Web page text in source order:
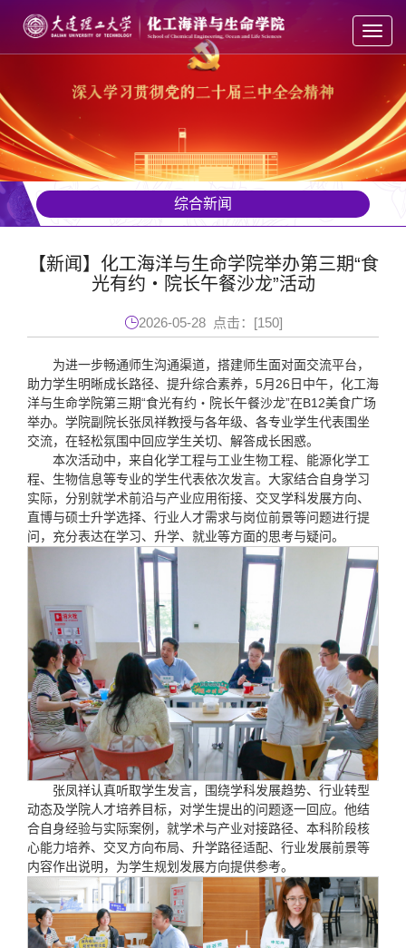
综合新闻
【新闻】化工海洋与生命学院举办第三期“食
光有约・院长午餐沙龙”活动
2026-05-28 点击：[150]
为进一步畅通师生沟通渠道，搭建师生面对面交流平台，
助力学生明晰成长路径、提升综合素养，5月26日中午，化工海
洋与生命学院第三期“食光有约・院长午餐沙龙”在B12美食广场
举办。学院副院长张凤祥教授与各年级、各专业学生代表围坐
交流，在轻松氛围中回应学生关切、解答成长困惑。
本次活动中，来自化学工程与工业生物工程、能源化学工
程、生物信息等专业的学生代表依次发言。大家结合自身学习
实际，分别就学术前沿与产业应用衔接、交叉学科发展方向、
直博与硕士升学选择、行业人才需求与岗位前景等问题进行提
问，充分表达在学习、升学、就业等方面的思考与疑问。
张凤祥认真听取学生发言，围绕学科发展趋势、行业转型
动态及学院人才培养目标，对学生提出的问题逐一回应。他结
合自身经验与实际案例，就学术与产业对接路径、本科阶段核
心能力培养、交叉方向布局、升学路径适配、行业发展前景等
内容作出说明，为学生规划发展方向提供参考。